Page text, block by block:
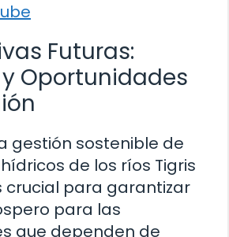
Futuras:
Oportunidades
gestión sostenible de
de los ríos Tigris
crucial para garantizar
para las
que dependen de